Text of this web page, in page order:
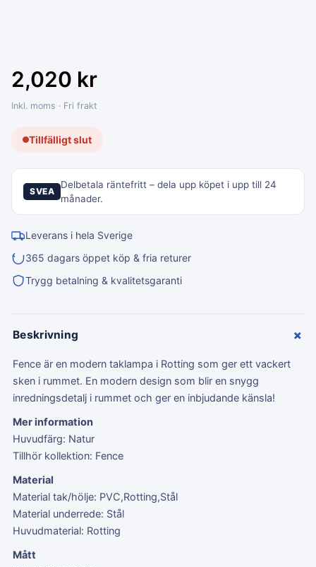
2,020 kr
Inkl. moms · Fri frakt
Tillfälligt slut
SVEA
Delbetala räntefritt – dela upp köpet i upp till 24
månader.
Leverans i hela Sverige
365 dagars öppet köp & fria returer
Trygg betalning & kvalitetsgaranti
Beskrivning +
Fence är en modern taklampa i Rotting som ger ett vackert
sken i rummet. En modern design som blir en snygg
inredningsdetalj i rummet och ger en inbjudande känsla!
Mer information
Huvudfärg: Natur
Tillhör kollektion: Fence
Material
Material tak/hölje: PVC,Rotting,Stål
Material underrede: Stål
Huvudmaterial: Rotting
Mått